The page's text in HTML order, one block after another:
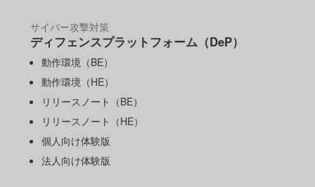
サイバー攻撃対策
ディフェンスプラットフォーム（DeP）
動作環境（BE）
動作環境（HE）
リリースノート（BE）
リリースノート（HE）
個人向け体験版
法人向け体験版